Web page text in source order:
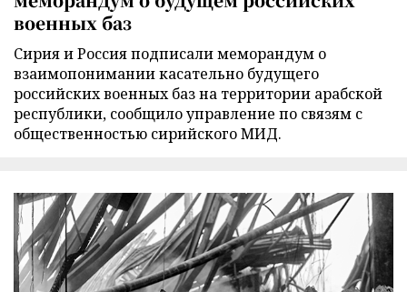
военных баз
Сирия и Россия подписали меморандум о
взаимопонимании касательно будущего
российских военных баз на территории арабской
республики, сообщило управление по связям с
общественностью сирийского МИД.